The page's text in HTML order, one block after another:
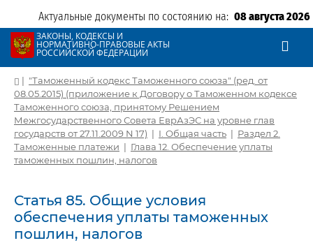
Актуальные документы по состоянию на: 08 августа 2026
ЗАКОНЫ, КОДЕКСЫ И
НОРМАТИВНО-ПРАВОВЫЕ АКТЫ
РОССИЙСКОЙ ФЕДЕРАЦИИ
| "Таможенный кодекс Таможенного союза" (ред. от
08.05.2015) (приложение к Договору о Таможенном кодексе
Таможенного союза, принятому Решением
Межгосударственного Совета ЕврАзЭС на уровне глав
государств от 27.11.2009 N 17) | I. Общая часть | Раздел 2.
Таможенные платежи | Глава 12. Обеспечение уплаты
таможенных пошлин, налогов
Статья 85. Общие условия
обеспечения уплаты таможенных
пошлин, налогов